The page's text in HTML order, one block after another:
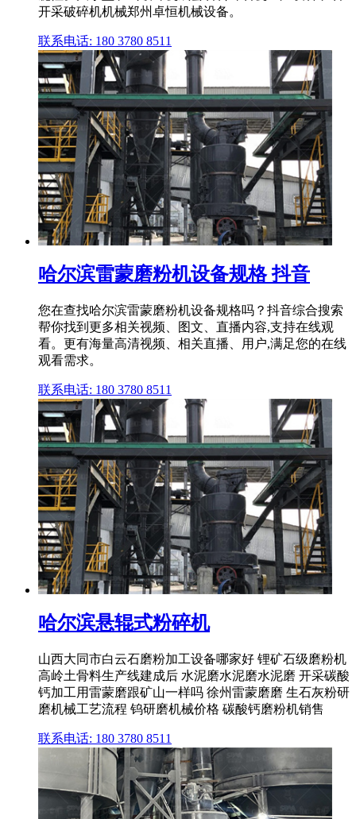
开采破碎机机械郑州卓恒机械设备。
联系电话: 180 3780 8511
哈尔滨雷蒙磨粉机设备规格 抖音
您在查找哈尔滨雷蒙磨粉机设备规格吗？抖音综合搜索
帮你找到更多相关视频、图文、直播内容,支持在线观
看。更有海量高清视频、相关直播、用户,满足您的在线
观看需求。
联系电话: 180 3780 8511
哈尔滨悬辊式粉碎机
山西大同市白云石磨粉加工设备哪家好 锂矿石级磨粉机
高岭土骨料生产线建成后 水泥磨水泥磨水泥磨 开采碳酸
钙加工用雷蒙磨跟矿山一样吗 徐州雷蒙磨磨 生石灰粉研
磨机械工艺流程 钨研磨机械价格 碳酸钙磨粉机销售
联系电话: 180 3780 8511